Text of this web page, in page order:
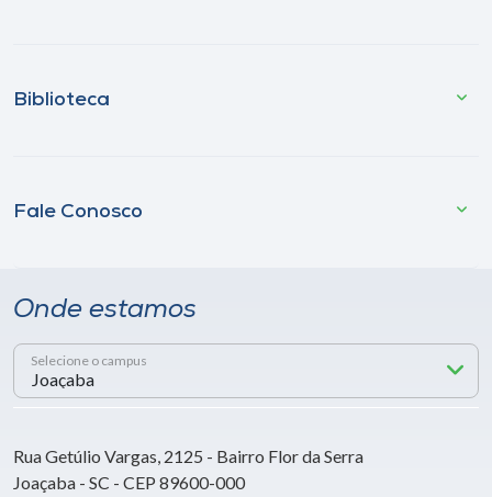
Biblioteca
Fale Conosco
Onde estamos
Selecione o campus
Rua Getúlio Vargas, 2125 - Bairro Flor da Serra
Joaçaba - SC - CEP 89600-000